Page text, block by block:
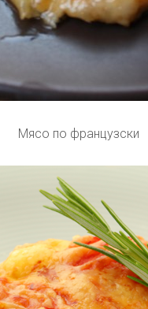
Мясо по французски